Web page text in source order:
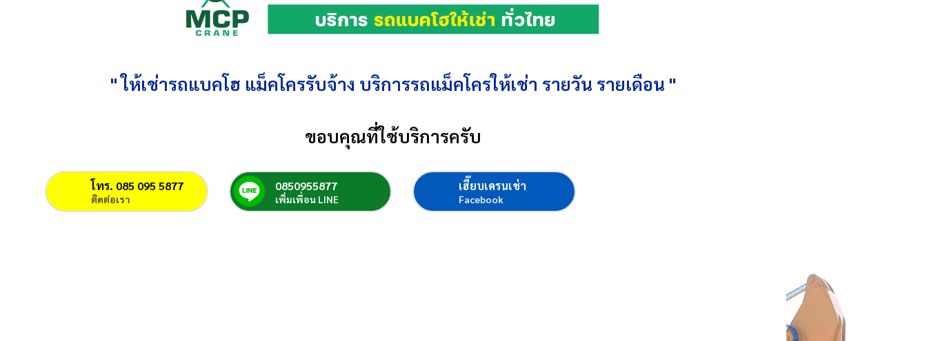
" ให้เช่ารถแบคโฮ แม็คโครรับจ้าง บริการรถแม็คโครให้เช่า รายวัน รายเดือน "
ขอบคุณที่ใช้บริการครับ
โทร. 085 095 5877
ติดต่อเรา
0850955877
เพิ่มเพื่อน LINE
เฮี๊ยบเครนเช่า
Facebook